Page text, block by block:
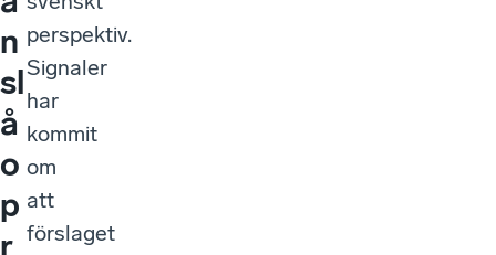
n
sl
å
o
p
r
perspektiv.
Signaler
har
kommit
om
att
förslaget